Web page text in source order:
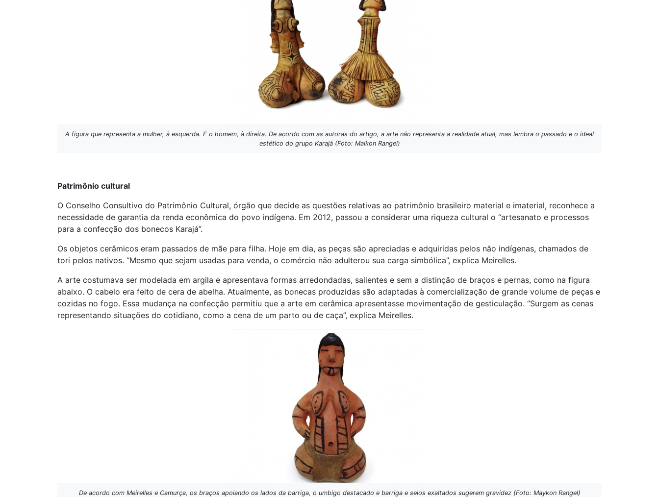
A figura que representa a mulher, à esquerda. E o homem, à direita. De acordo com as autoras do artigo, a arte não representa a realidade atual, mas lembra o passado e o ideal
estético do grupo Karajá (Foto: Maikon Rangel)
Patrimônio cultural
O Conselho Consultivo do Patrimônio Cultural, órgão que decide as questões relativas ao patrimônio brasileiro material e imaterial, reconhece a
necessidade de garantia da renda econômica do povo indígena. Em 2012, passou a considerar uma riqueza cultural o “artesanato e processos
para a confecção dos bonecos Karajá”.
Os objetos cerâmicos eram passados de mãe para filha. Hoje em dia, as peças são apreciadas e adquiridas pelos não indígenas, chamados de
tori pelos nativos. “Mesmo que sejam usadas para venda, o comércio não adulterou sua carga simbólica”, explica Meirelles.
A arte costumava ser modelada em argila e apresentava formas arredondadas, salientes e sem a distinção de braços e pernas, como na figura
abaixo. O cabelo era feito de cera de abelha. Atualmente, as bonecas produzidas são adaptadas à comercialização de grande volume de peças e
cozidas no fogo. Essa mudança na confecção permitiu que a arte em cerâmica apresentasse movimentação de gesticulação. “Surgem as cenas
representando situações do cotidiano, como a cena de um parto ou de caça”, explica Meirelles.
De acordo com Meirelles e Camurça, os braços apoiando os lados da barriga, o umbigo destacado e barriga e seios exaltados sugerem gravidez (Foto: Maykon Rangel)